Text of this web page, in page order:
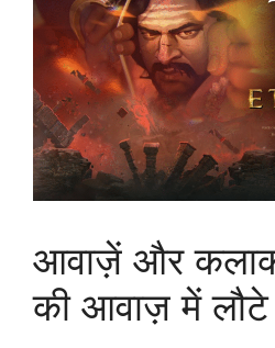
आवाज़ें और
की आवाज़ में लौटे